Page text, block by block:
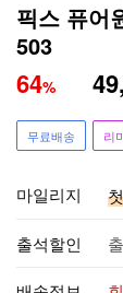
픽스 퓨어
503
64%
무료배송 리
마일리지
출석할인